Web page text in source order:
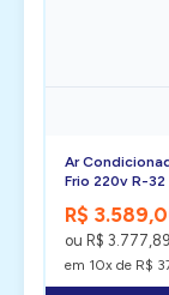
Ar
Frio 220v R-32
R$
ou R$ 3.777,89
em 10x de R$